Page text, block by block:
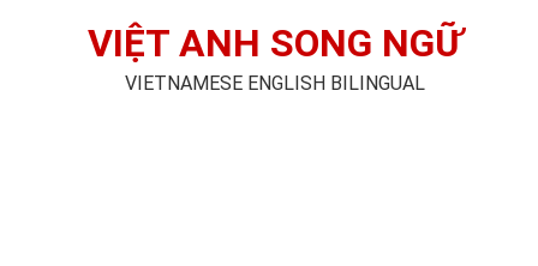
VIỆT ANH SONG NGỮ
VIETNAMESE ENGLISH BILINGUAL